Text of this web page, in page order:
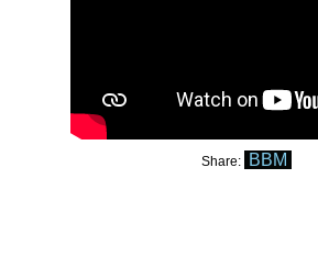
Share: BBM